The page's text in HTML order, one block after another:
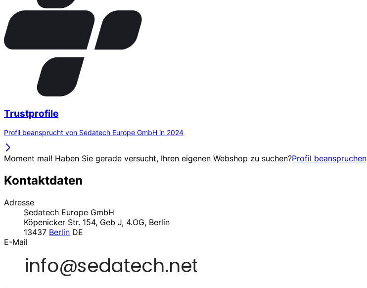
Trustprofile
Profil beansprucht von Sedatech Europe GmbH in 2024
Moment mal! Haben Sie gerade versucht, Ihren eigenen Webshop zu suchen?Profil beanspruchen
Kontaktdaten
Adresse
Sedatech Europe GmbH
Köpenicker Str. 154, Geb J, 4.OG, Berlin
13437 Berlin DE
E-Mail